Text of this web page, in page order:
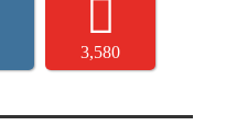
3,580